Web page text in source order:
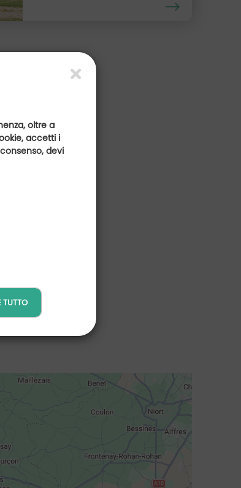
oltre a
accetti i
devi
TUTTO